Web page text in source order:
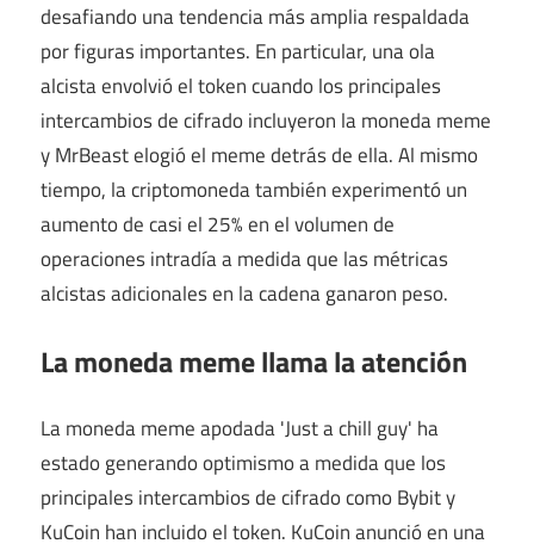
desafiando una tendencia más amplia respaldada
por figuras importantes. En particular, una ola
alcista envolvió el token cuando los principales
intercambios de cifrado incluyeron la moneda meme
y MrBeast elogió el meme detrás de ella. Al mismo
tiempo, la criptomoneda también experimentó un
aumento de casi el 25% en el volumen de
operaciones intradía a medida que las métricas
alcistas adicionales en la cadena ganaron peso.
La moneda meme llama la atención
La moneda meme apodada 'Just a chill guy' ha
estado generando optimismo a medida que los
principales intercambios de cifrado como Bybit y
KuCoin han incluido el token. KuCoin anunció en una